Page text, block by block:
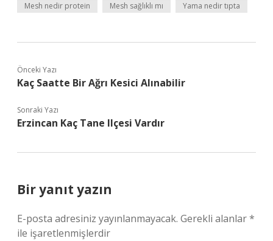
Mesh nedir protein Mesh sağlıklı mı Yama nedir tıpta
Önceki Yazı
Kaç Saatte Bir Ağrı Kesici Alınabilir
Sonraki Yazı
Erzincan Kaç Tane Ilçesi Vardır
Bir yanıt yazın
E-posta adresiniz yayınlanmayacak. Gerekli alanlar*
ile işaretlenmişlerdir